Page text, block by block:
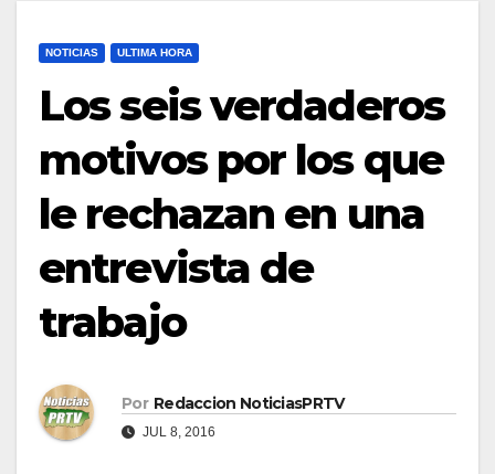
NOTICIAS ULTIMA HORA
Los seis verdaderos
motivos por los que
le rechazan en una
entrevista de
trabajo
Por Redaccion NoticiasPRTV
JUL 8, 2016